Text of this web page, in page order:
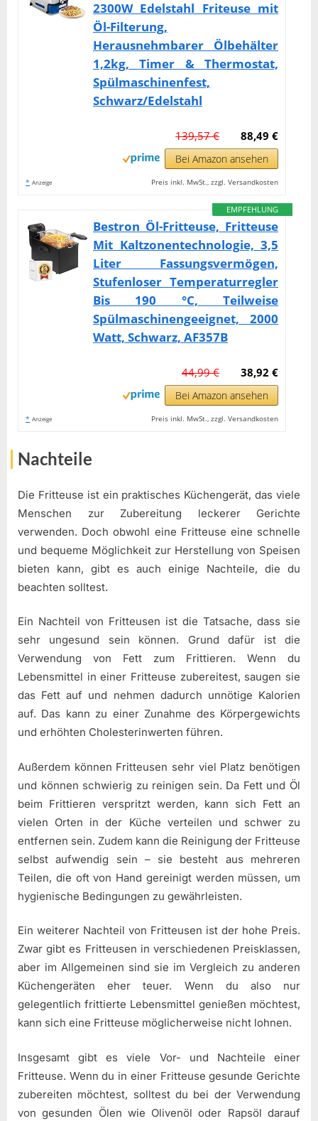
2300W Edelstahl Friteuse mit
Öl-Filterung,
Herausnehmbarer Ölbehälter
1,2kg, Timer & Thermostat,
Spülmaschinenfest,
Schwarz/Edelstahl
88,49 €
139,57 €
Bei Amazon ansehen
* Anzeige Preis inkl. MwSt., zzgl. Versandkosten
EMPFEHLUNG
Bestron Öl-Fritteuse, Fritteuse
Mit Kaltzonentechnologie, 3,5
Liter Fassungsvermögen,
Stufenloser Temperaturregler
Bis 190 °C, Teilweise
Spülmaschinengeeignet, 2000
Watt, Schwarz, AF357B
38,92 €
44,99 €
Bei Amazon ansehen
* Anzeige Preis inkl. MwSt., zzgl. Versandkosten
Nachteile
Die Fritteuse ist ein praktisches Küchengerät, das viele
Menschen zur Zubereitung leckerer Gerichte
verwenden. Doch obwohl eine Fritteuse eine schnelle
und bequeme Möglichkeit zur Herstellung von Speisen
bieten kann, gibt es auch einige Nachteile, die du
beachten solltest.
Ein Nachteil von Fritteusen ist die Tatsache, dass sie
sehr ungesund sein können. Grund dafür ist die
Verwendung von Fett zum Frittieren. Wenn du
Lebensmittel in einer Fritteuse zubereitest, saugen sie
das Fett auf und nehmen dadurch unnötige Kalorien
auf. Das kann zu einer Zunahme des Körpergewichts
und erhöhten Cholesterinwerten führen.
Außerdem können Fritteusen sehr viel Platz benötigen
und können schwierig zu reinigen sein. Da Fett und Öl
beim Frittieren verspritzt werden, kann sich Fett an
vielen Orten in der Küche verteilen und schwer zu
entfernen sein. Zudem kann die Reinigung der Fritteuse
selbst aufwendig sein – sie besteht aus mehreren
Teilen, die oft von Hand gereinigt werden müssen, um
hygienische Bedingungen zu gewährleisten.
Ein weiterer Nachteil von Fritteusen ist der hohe Preis.
Zwar gibt es Fritteusen in verschiedenen Preisklassen,
aber im Allgemeinen sind sie im Vergleich zu anderen
Küchengeräten eher teuer. Wenn du also nur
gelegentlich frittierte Lebensmittel genießen möchtest,
kann sich eine Fritteuse möglicherweise nicht lohnen.
Insgesamt gibt es viele Vor- und Nachteile einer
Fritteuse. Wenn du in einer Fritteuse gesunde Gerichte
zubereiten möchtest, solltest du bei der Verwendung
von gesunden Ölen wie Olivenöl oder Rapsöl darauf